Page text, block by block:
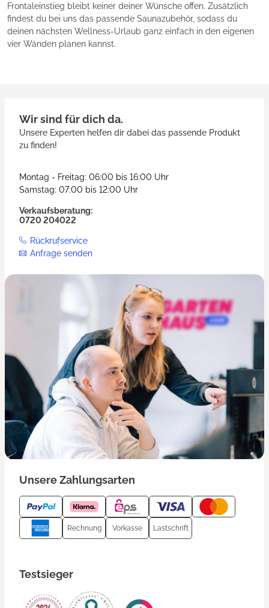
Frontaleinstieg bleibt keiner deiner Wünsche offen. Zusätzlich
findest du bei uns das passende Saunazubehör, sodass du
deinen nächsten Wellness-Urlaub ganz einfach in den eigenen
vier Wänden planen kannst.
Wir sind für dich da.
Unsere Experten helfen dir dabei das passende Produkt
zu finden!
Montag - Freitag: 06:00 bis 16:00 Uhr
Samstag: 07:00 bis 12:00 Uhr
Verkaufsberatung:
0720 204022
Rückrufservice
Anfrage senden
Unsere Zahlungsarten
Rechnung Vorkasse Lastschrift
Testsieger